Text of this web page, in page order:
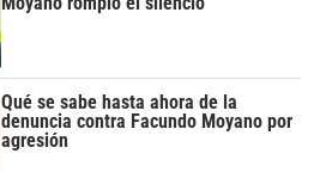
Qué se sabe hasta ahora de la
denuncia contra Facundo Moyano por
agresión